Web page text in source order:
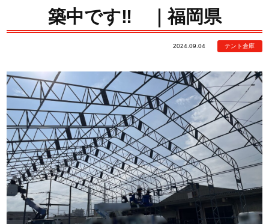
築中です‼ ｜福岡県
2024.09.04 テント倉庫